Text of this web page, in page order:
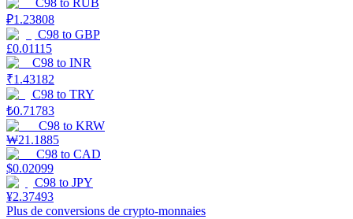
C98 to RUB
₽1.23808
C98 to GBP
£0.01115
C98 to INR
₹1.43182
C98 to TRY
₺0.71783
C98 to KRW
₩21.1885
C98 to CAD
$0.02099
C98 to JPY
¥2.37493
Plus de conversions de crypto-monnaies